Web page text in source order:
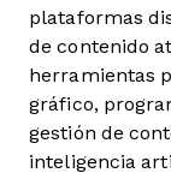
plataformas
de contenido
herramientas
gráfico,
gestión de
inteligencia